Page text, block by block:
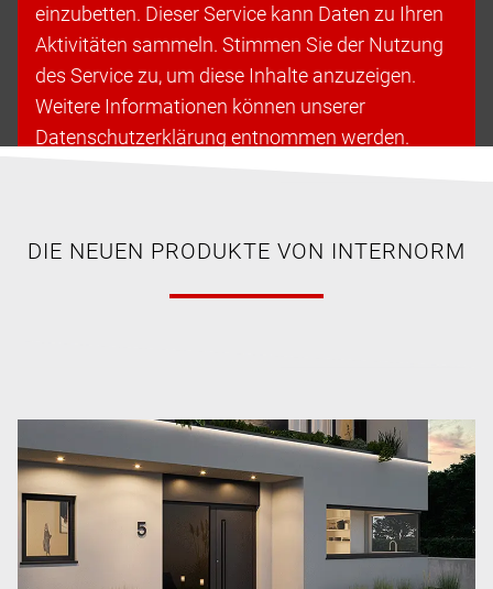
einzubetten. Dieser Service kann Daten zu Ihren
Aktivitäten sammeln. Stimmen Sie der Nutzung
des Service zu, um diese Inhalte anzuzeigen.
Weitere Informationen können unserer
Datenschutzerklärung entnommen werden.
DIE NEUEN PRODUKTE VON INTERNORM